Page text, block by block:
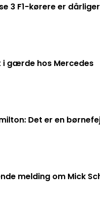
3 F1-kørere er
i gærde hos Mercedes
Det er en
melding om Mick